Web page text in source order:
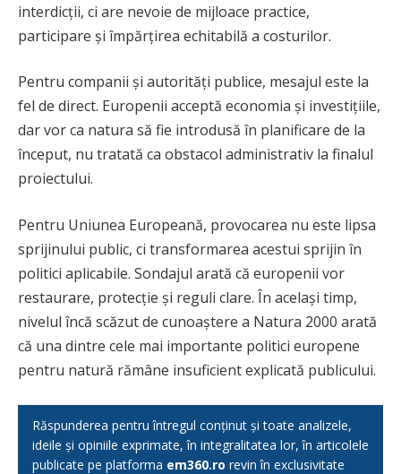
interdicții, ci are nevoie de mijloace practice,
participare și împărțirea echitabilă a costurilor.
Pentru companii și autorități publice, mesajul este la
fel de direct. Europenii acceptă economia și investițiile,
dar vor ca natura să fie introdusă în planificare de la
început, nu tratată ca obstacol administrativ la finalul
proiectului.
Pentru Uniunea Europeană, provocarea nu este lipsa
sprijinului public, ci transformarea acestui sprijin în
politici aplicabile. Sondajul arată că europenii vor
restaurare, protecție și reguli clare. În același timp,
nivelul încă scăzut de cunoaștere a Natura 2000 arată
că una dintre cele mai importante politici europene
pentru natură rămâne insuficient explicată publicului.
Răspunderea pentru întregul conținut și toate analizele,
ideile și opiniile exprimate, în integralitatea lor, în articolele
publicate pe platforma em360.ro revin în exclusivitate